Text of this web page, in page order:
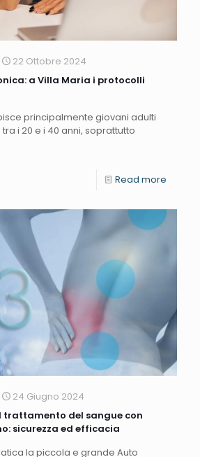
22 Ottobre 2024
a Villa Maria i protocolli
principalmente giovani adulti
i 20 e i 40 anni, soprattutto
Read more
24 Giugno 2024
il trattamento del sangue con
sicurezza ed efficacia
la piccola e grande Auto